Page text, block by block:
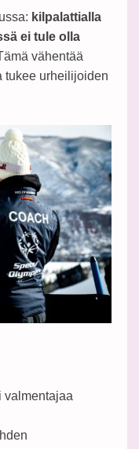
kilpalattialla
ei tule olla
vähentää
tukee urheilijoiden
valmentajaa